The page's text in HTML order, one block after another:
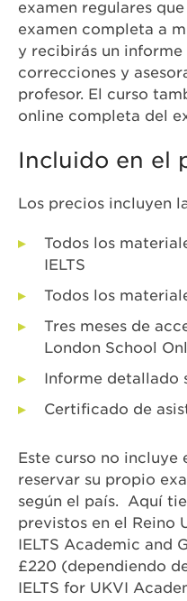
examen regulares
examen completa a
y recibirás un
correcciones y
profesor. El curso
online completa del
Incluido en el
Los precios incluyen
Todos los
IELTS
Todos los
Tres meses de
London School
Informe detallado
Certificado de
Este curso no incluye
reservar su propio
según el país. Aquí
previstos en el Reino
IELTS Academic and
£220 (dependiendo
IELTS for UKVI